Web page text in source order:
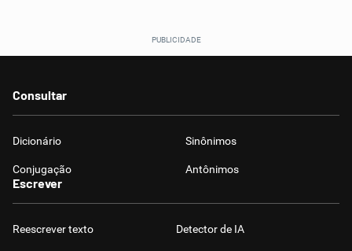
Consultar
Dicionário Sinônimos
Conjugação Antônimos
Escrever
Reescrever texto Detector de IA